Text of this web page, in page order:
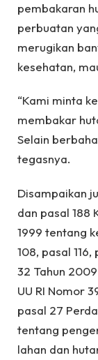
pembakaran
perbuatan
merugikan
kesehatan,
“Kami minta
membakar
Selain
tegasnya.
Disampaikan
dan pasal 188
1999 tentang
108, pasal 116,
32 Tahun
UU RI Nomor
pasal 27
tentang
lahan dan